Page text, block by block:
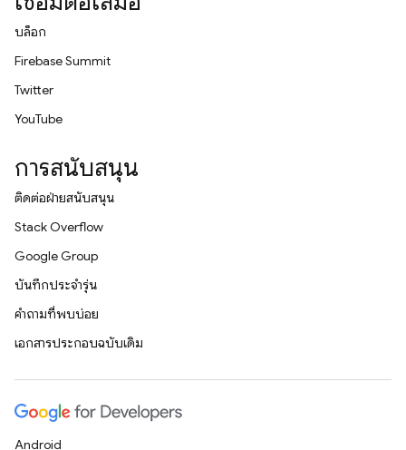
บล็อก
Firebase Summit
Twitter
YouTube
การสนับสนุน
ติดต่อฝ่ายสนับสนุน
Stack Overflow
Google Group
บันทึกประจำรุ่น
คำถามที่พบบ่อย
เอกสารประกอบฉบับเดิม
Android